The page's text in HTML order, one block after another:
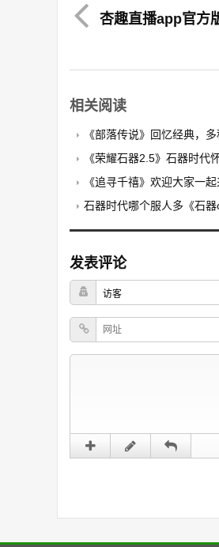
杏趣直播app官方
相关阅读
《部落传说》回忆经典，
《荣耀石器2.5》石器时代怀旧公
《追寻千禧》欢迎大家一
石器时代哪个服人多《石
发表评论